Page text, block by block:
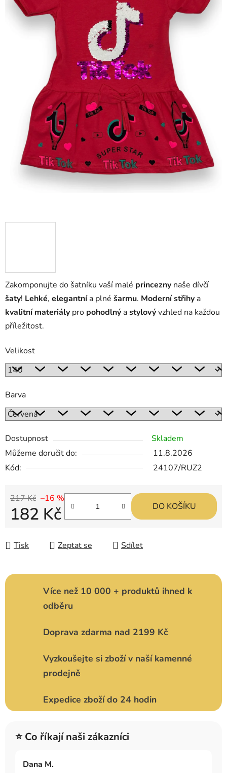
Zakomponujte do šatníku vaší malé princezny naše dívčí
šaty! Lehké, elegantnía plné šarmu. Moderní střihy a
kvalitní materiály pro pohodlný astylovývzhled na každou
příležitost.
Velikost
Barva
Dostupnost
Skladem
Můžeme doručit do:
11.8.2026
Kód:
24107/RUZ2
217 Kč –16 %
182 Kč DO KOŠÍKU
Tisk Zeptat se Sdílet
Více než 10 000 + produktů ihned k
odběru
Doprava zdarma nad 2199 Kč
Vyzkoušejte si zboží v naší kamenné
prodejně
Expedice zboží do 24 hodin
⭐ Co říkají naši zákazníci
Dana M.